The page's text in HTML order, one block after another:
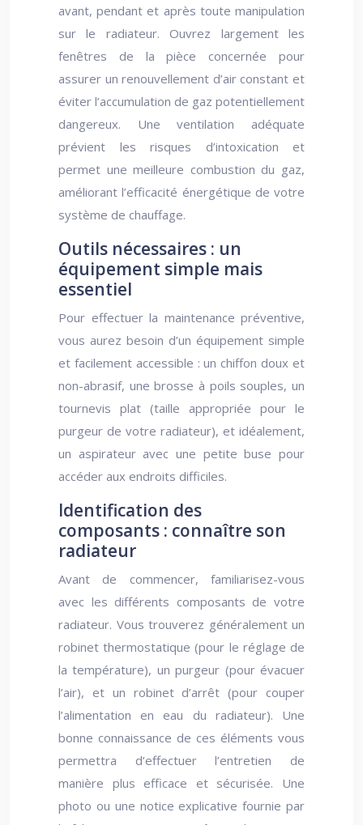
avant, pendant et après toute manipulation
sur le radiateur. Ouvrez largement les
fenêtres de la pièce concernée pour
assurer un renouvellement d’air constant et
éviter l’accumulation de gaz potentiellement
dangereux. Une ventilation adéquate
prévient les risques d’intoxication et
permet une meilleure combustion du gaz,
améliorant l’efficacité énergétique de votre
système de chauffage.
Outils nécessaires : un
équipement simple mais
essentiel
Pour effectuer la maintenance préventive,
vous aurez besoin d’un équipement simple
et facilement accessible : un chiffon doux et
non-abrasif, une brosse à poils souples, un
tournevis plat (taille appropriée pour le
purgeur de votre radiateur), et idéalement,
un aspirateur avec une petite buse pour
accéder aux endroits difficiles.
Identification des
composants : connaître son
radiateur
Avant de commencer, familiarisez-vous
avec les différents composants de votre
radiateur. Vous trouverez généralement un
robinet thermostatique (pour le réglage de
la température), un purgeur (pour évacuer
l’air), et un robinet d’arrêt (pour couper
l’alimentation en eau du radiateur). Une
bonne connaissance de ces éléments vous
permettra d’effectuer l’entretien de
manière plus efficace et sécurisée. Une
photo ou une notice explicative fournie par